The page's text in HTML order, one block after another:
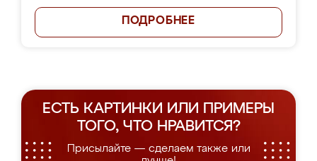
ПОДРОБНЕЕ
ЕСТЬ КАРТИНКИ ИЛИ ПРИМЕРЫ
ТОГО, ЧТО НРАВИТСЯ?
Присылайте — сделаем также или